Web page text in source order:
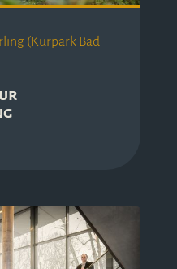
(Kurpark Bad